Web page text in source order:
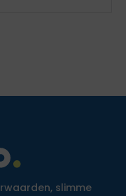
slimme